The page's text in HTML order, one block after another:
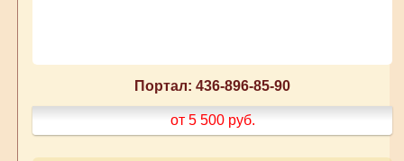
Портал: 436-896-85-90
от 5 500 руб.